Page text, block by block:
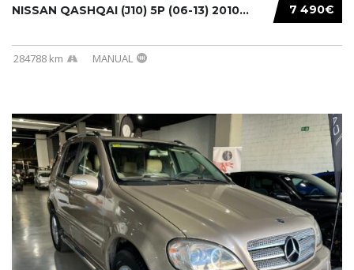
7 490€
NISSAN QASHQAI (J10) 5P (06-13) 2010...
284788 km MANUAL